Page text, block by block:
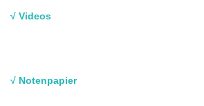
√ Videos
√ Notenpapier